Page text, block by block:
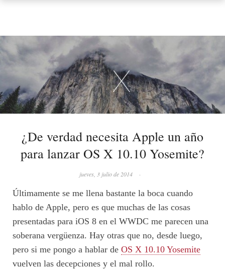
¿De verdad necesita Apple un año
para lanzar OS X 10.10 Yosemite?
jueves, 3 julio de 2014 ·
Últimamente se me llena bastante la boca cuando
hablo de Apple, pero es que muchas de las cosas
presentadas para iOS 8 en el WWDC me parecen una
soberana vergüenza. Hay otras que no, desde luego,
pero si me pongo a hablar de OS X 10.10 Yosemite
vuelven las decepciones y el mal rollo.